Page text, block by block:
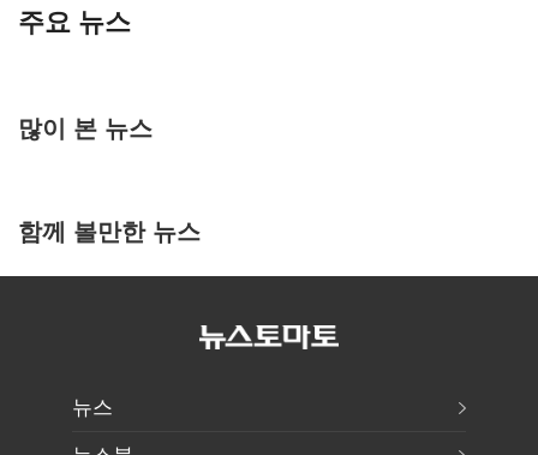
주요 뉴스
많이 본 뉴스
함께 볼만한 뉴스
뉴스